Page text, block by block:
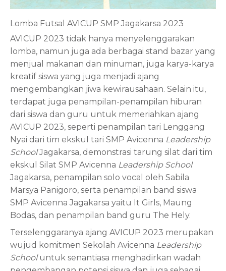
Lomba Futsal AVICUP SMP Jagakarsa 2023
AVICUP 2023 tidak hanya menyelenggarakan
lomba, namun juga ada berbagai stand bazar yang
menjual makanan dan minuman, juga karya-karya
kreatif siswa yang juga menjadi ajang
mengembangkan jiwa kewirausahaan. Selain itu,
terdapat juga penampilan-penampilan hiburan
dari siswa dan guru untuk memeriahkan ajang
AVICUP 2023, seperti penampilan tari Lenggang
Nyai dari tim ekskul tari SMP Avicenna Leadership
SchoolJagakarsa, demonstrasi tarung silat dari tim
ekskul Silat SMP Avicenna Leadership School
Jagakarsa, penampilan solo vocal oleh Sabila
Marsya Panigoro, serta penampilan band siswa
SMP Avicenna Jagakarsa yaitu It Girls, Maung
Bodas, dan penampilan band guru The Hely.
Terselenggaranya ajang AVICUP 2023 merupakan
wujud komitmen Sekolah Avicenna Leadership
Schooluntuk senantiasa menghadirkan wadah